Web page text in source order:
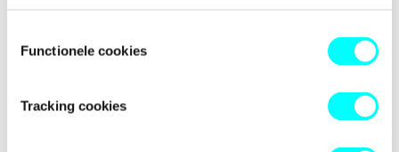
Functionele cookies
Tracking cookies
-side exception has occurred while
browser consolefor